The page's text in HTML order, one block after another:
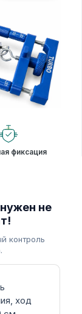
фиксация
не
контроль
ход